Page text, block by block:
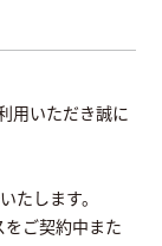
用いただき誠に
たします。
ご契約中また